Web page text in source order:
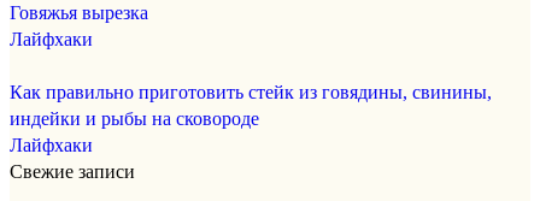
Говяжья вырезка
Лайфхаки
Как правильно приготовить стейк из говядины, свинины,
индейки и рыбы на сковороде
Лайфхаки
Свежие записи